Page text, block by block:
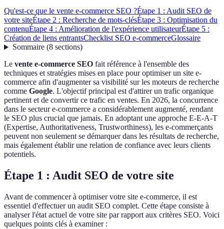
Qu'est-ce que le vente e-commerce SEO ?Étape 1 : Audit SEO de
votre siteÉtape 2 : Recherche de mots-clésÉtape 3 : Optimisation du
contenuÉtape 4 : Amélioration de l'expérience utilisateurÉtape 5 :
Création de liens entrantsChecklist SEO e-commerceGlossaire
Sommaire(8 sections)
Le vente e-commerce SEO fait référence à l'ensemble des
techniques et stratégies mises en place pour optimiser un site e-
commerce afin d'augmenter sa visibilité sur les moteurs de recherche
comme Google. L'objectif principal est d'attirer un trafic organique
pertinent et de convertir ce trafic en ventes. En 2026, la concurrence
dans le secteur e-commerce a considérablement augmenté, rendant
le SEO plus crucial que jamais. En adoptant une approche E-E-A-T
(Expertise, Authoritativeness, Trustworthiness), les e-commerçants
peuvent non seulement se démarquer dans les résultats de recherche,
mais également établir une relation de confiance avec leurs clients
potentiels.
Étape 1 : Audit SEO de votre site
Avant de commencer à optimiser votre site e-commerce, il est
essentiel d'effectuer un audit SEO complet. Cette étape consiste à
analyser l'état actuel de votre site par rapport aux critères SEO. Voici
quelques points clés à examiner :